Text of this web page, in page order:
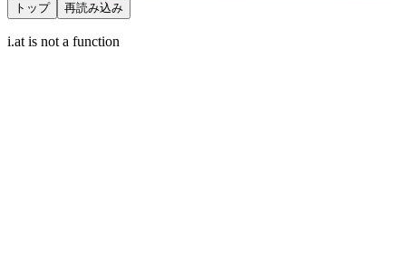
トップ 再読み込み
i.at is not a function